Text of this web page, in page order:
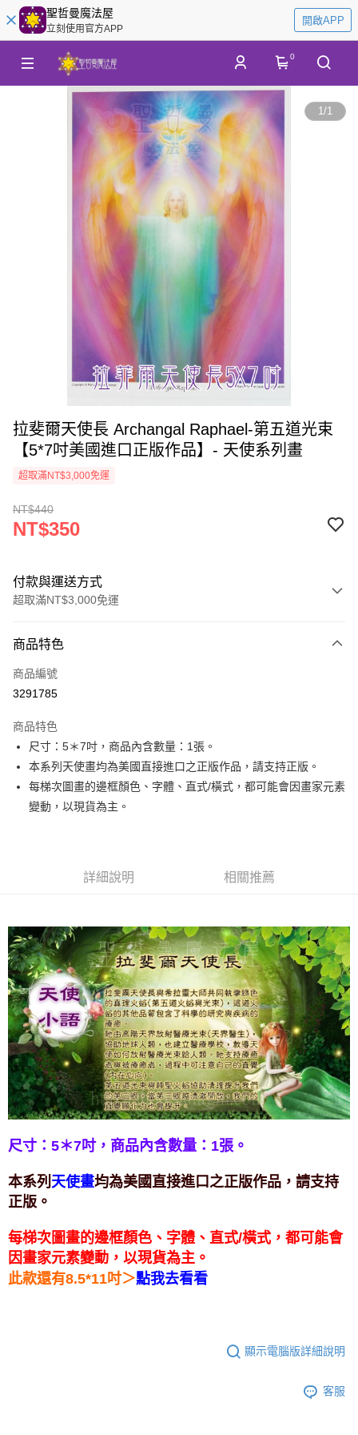
聖哲曼魔法屋
立刻使用官方APP
開啟APP
0
1/1
拉斐爾天使長 Archangal Raphael-第五道光束
【5*7吋美國進口正版作品】- 天使系列畫
超取滿NT$3,000免運
NT$440
NT$350
付款與運送方式
超取滿NT$3,000免運
信用卡一次付款
超商取貨付款
Apple Pay
街口支付
悠遊付
7-11取貨付款
每筆NT$80，滿NT$3,000(含以上)免運費
賣家宅配幫您送（台灣）
每筆NT$80，滿NT$3,000(含以上)免運費
郵局幫你送（離島）
每筆NT$80，滿NT$3,000(含以上)免運費
付款後門市自取
免運費
商品特色
商品編號
3291785
商品特色
尺寸：5＊7吋，商品內含數量：1張。
本系列天使畫均為美國直接進口之正版作品，請支持正版。
每梯次圖畫的邊框顏色、字體、直式/橫式，都可能會因畫家元素
變動，以現貨為主。
詳細說明 相關推薦
尺寸：5＊7吋， 商品內含數量：1張。
本系列 天使畫均為美國直接進口之正版作品，請支持
正版。
每梯次圖畫的邊框顏色、字體、直式/橫式，都可能會
因畫家元素變動，以現貨為主。
此款還有8.5*11吋＞點我去看看
顯示電腦版詳細說明
客服